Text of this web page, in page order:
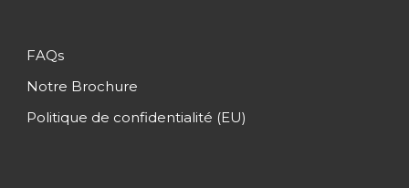
Jour 3
Lac Eyasi – Rencontre avec les
Bushmen
FAQs
Notre Brochure
Politique de confidentialité (EU)